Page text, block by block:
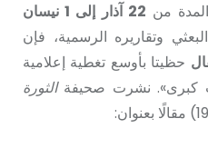
من
22 آذار إلى 1 نيسان
وتقاريره الرسمية، فإن
حظيتا بأوسع تغطية إعلامية
كبرى». نشرت صحيفةالثورة